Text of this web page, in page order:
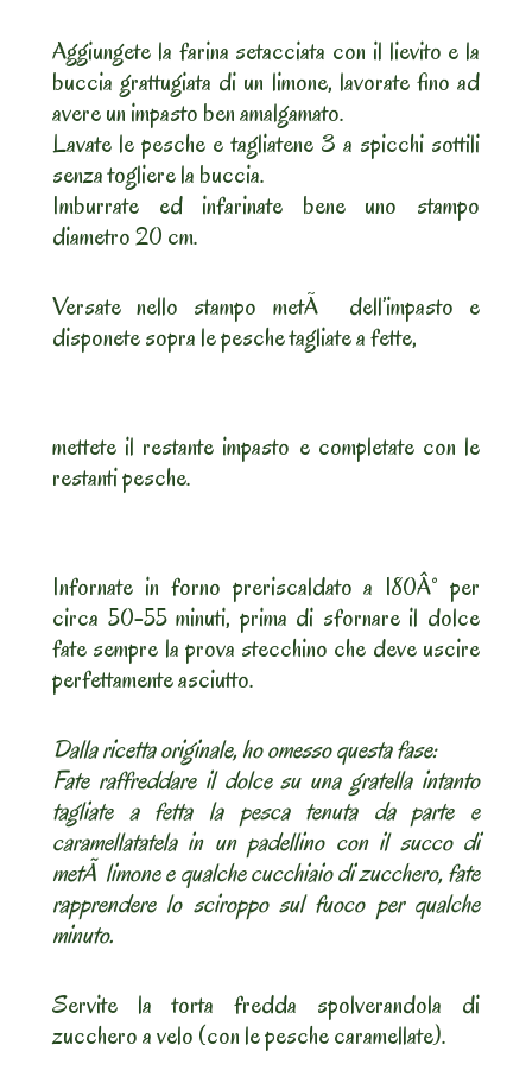
Aggiungete la farina setacciata con il lievito e la
buccia grattugiata di un limone, lavorate fino ad
avere un impasto ben amalgamato.
Lavate le pesche e tagliatene 3 a spicchi sottili
senza togliere la buccia.
Imburrate ed infarinate bene uno stampo
diametro 20 cm.
Versate nello stampo metÃ dell’impasto e
disponete sopra le pesche tagliate a fette,
mettete il restante impasto e completate con le
restanti pesche.
Infornate in forno preriscaldato a 180Â° per
circa 50-55 minuti, prima di sfornare il dolce
fate sempre la prova stecchino che deve uscire
perfettamente asciutto.
Dalla ricetta originale, ho omesso questa fase:
Fate raffreddare il dolce su una gratella intanto
tagliate a fetta la pesca tenuta da parte e
caramellatatela in un padellino con il succo di
metÃ limone e qualche cucchiaio di zucchero, fate
rapprendere lo sciroppo sul fuoco per qualche
minuto.
Servite la torta fredda spolverandola di
zucchero a velo (con le pesche caramellate).